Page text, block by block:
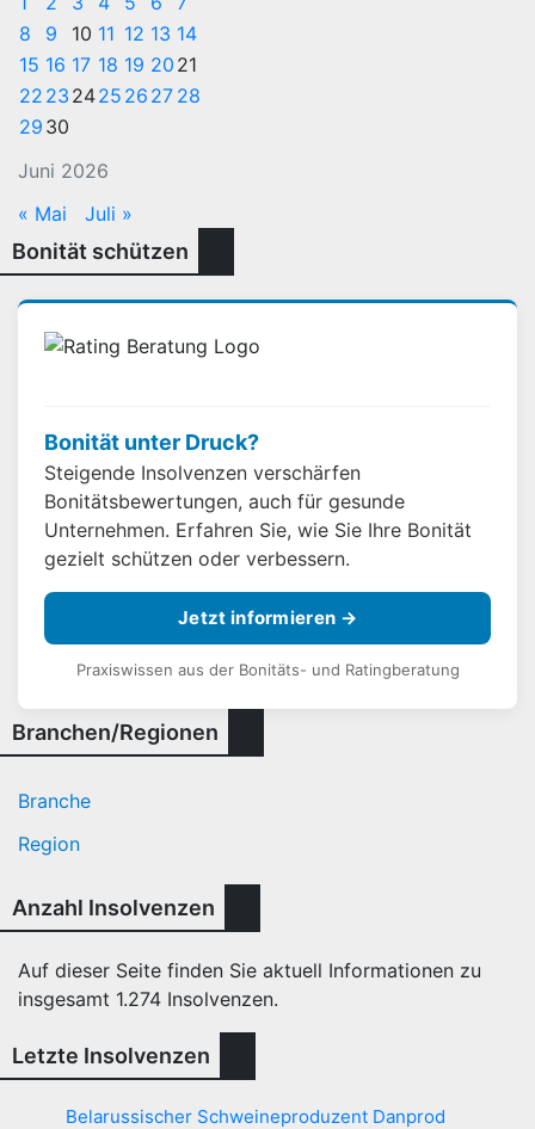
Juni 2026
8
9 10 11 12 13 14
15 16 17 18 19 20 21
22 23 2425 26 27 28
29 30
« Mai Juli »
Bonität schützen
Bonität unter Druck?
Steigende Insolvenzen verschärfen
Bonitätsbewertungen, auch für gesunde
Unternehmen. Erfahren Sie, wie Sie Ihre Bonität
gezielt schützen oder verbessern.
Jetzt informieren →
Praxiswissen aus der Bonitäts- und Ratingberatung
Branchen/Regionen
Branche
Region
Anzahl Insolvenzen
Auf dieser Seite finden Sie aktuell Informationen zu
insgesamt 1.274 Insolvenzen.
Letzte Insolvenzen
Belarussischer Schweineproduzent Danprod